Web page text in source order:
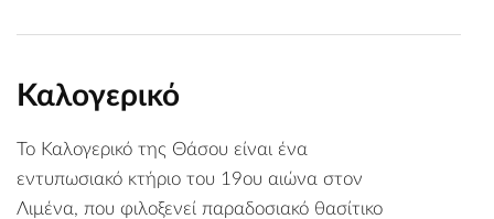
Καλογερικό
Το Καλογερικό της Θάσου είναι ένα
εντυπωσιακό κτήριο του 19ου αιώνα στον
Λιμένα, που φιλοξενεί παραδοσιακό θασίτικο